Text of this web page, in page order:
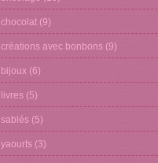
chocolat (9)
créations avec bonbons (9)
bijoux (6)
livres (5)
sablés (5)
yaourts (3)